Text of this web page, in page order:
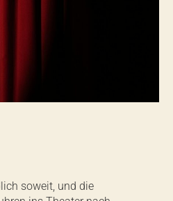
soweit, und die